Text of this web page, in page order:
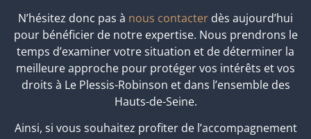
N’hésitez donc pas à nous contacter dès aujourd’hui
pour bénéficier de notre expertise. Nous prendrons le
temps d’examiner votre situation et de déterminer la
meilleure approche pour protéger vos intérêts et vos
droits à Le Plessis-Robinson et dans l’ensemble des
Hauts-de-Seine.
Ainsi, si vous souhaitez profiter de l’accompagnement